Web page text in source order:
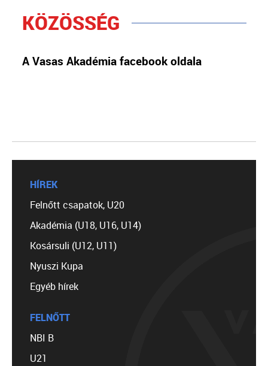
KÖZÖSSÉG
A Vasas Akadémia facebook oldala
HÍREK
Felnőtt csapatok, U20
Akadémia (U18, U16, U14)
Kosársuli (U12, U11)
Nyuszi Kupa
Egyéb hírek
FELNŐTT
NBI B
U21